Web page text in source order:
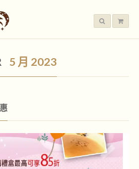
5 月 2023